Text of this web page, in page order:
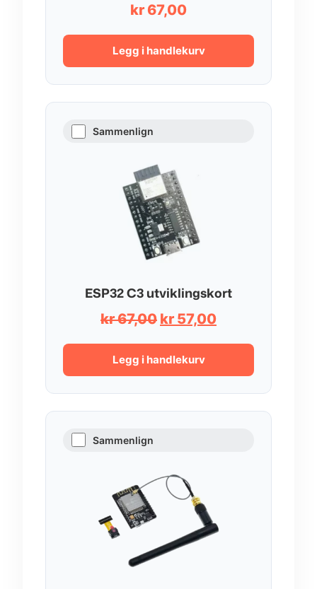
kr 67,00
Legg i handlekurv
Sammenlign
ESP32 C3 utviklingskort
kr67,00 Opprinnelig
pris
var:
kr 67,00.
kr 57,00Nåværende
pris
kr 57,00.
Legg i handlekurv
Sammenlign